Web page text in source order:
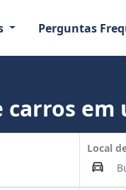
Perguntas
em
Local